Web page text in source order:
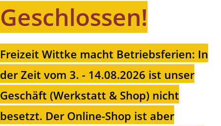
Geschlossen!
Freizeit Wittke macht Betriebsferien: In
der Zeit vom 3. - 14.08.2026 ist unser
Geschäft (Werkstatt & Shop) nicht
besetzt. Der Online-Shop ist aber